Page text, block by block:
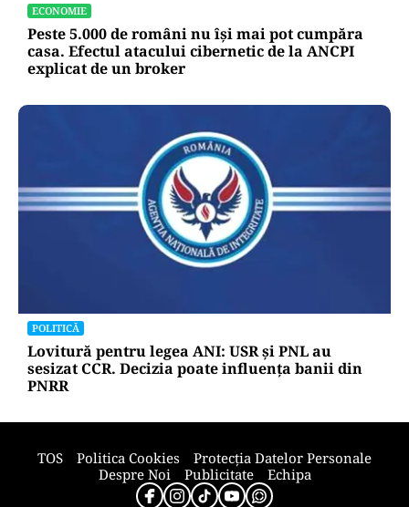
ECONOMIE
Peste 5.000 de români nu își mai pot cumpăra
casa. Efectul atacului cibernetic de la ANCPI
explicat de un broker
POLITICĂ
Lovitură pentru legea ANI: USR și PNL au
sesizat CCR. Decizia poate influența banii din
PNRR
TOS Politica Cookies
Protecția Datelor Personale
Despre Noi
Publicitate Echipa